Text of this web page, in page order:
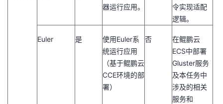
器运行应用。
令实现适配
逻辑。
Euler 是 使用Euler系
统运行应用
（基于鲲鹏云
CCE环境的部
署）
否
在鲲鹏云
ECS中部署
Gluster服务
及本任务中
涉及的相关
服务和